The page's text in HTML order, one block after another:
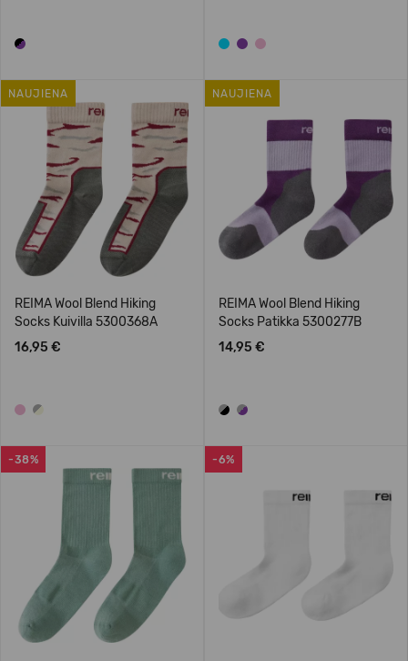
NAUJIENA
REIMA Wool Blend Hiking
Socks Kuivilla 5300368A
16,95 €
NAUJIENA
REIMA Wool Blend Hiking
Socks Patikka 5300277B
14,95 €
-38% -6%